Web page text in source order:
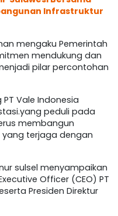
Infrastruktur
mengaku Pemerintah
mendukung dan
pilar percontohan
Vale Indonesia
peduli pada
membangun
terjaga dengan
sulsel menyampaikan
Officer (CEO) PT
Presiden Direktur